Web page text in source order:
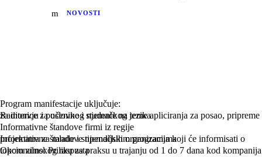
NOVOSTI
Program manifestacije uključuje:
Radionice za učenike i studente na teme apliciranja za posao, pripreme
za intervju i poslovnog njemačkog jezika
Informativne štandove firmi iz regije
Informativne štandove njemačkih organizacija koji će informisati o
projektima za mlade i stipendijskim programima
Opcionalno: Priliku za praksu u trajanju od 1 do 7 dana kod kompanija
tokom zimskog raspusta